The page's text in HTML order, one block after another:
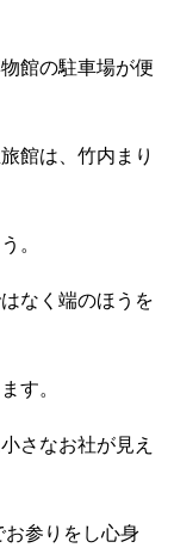
館の駐車場が便
館は、竹内まり
。
なく端のほうを
す。
さなお社が見え
お参りをし心身